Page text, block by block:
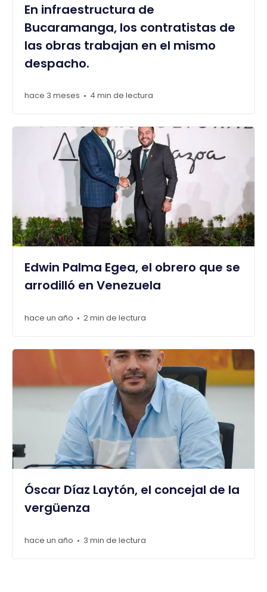
En infraestructura de
Bucaramanga, los contratistas de
las obras trabajan en el mismo
despacho.
hace 3 meses • 4 min de lectura
Edwin Palma Egea, el obrero que se
arrodilló en Venezuela
hace un año • 2 min de lectura
Óscar Díaz Laytón, el concejal de la
vergüenza
hace un año • 3 min de lectura